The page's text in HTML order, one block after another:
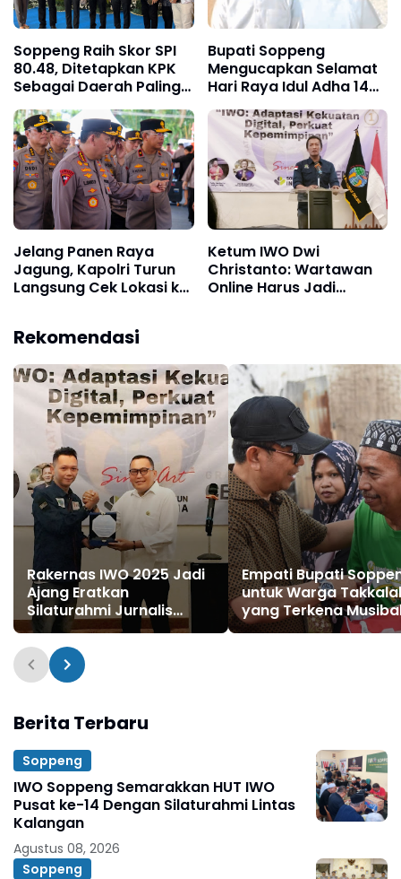
Soppeng Raih Skor SPI
80.48, Ditetapkan KPK
Sebagai Daerah Paling
Berintegritas di Sulsel!
Bupati Soppeng
Mengucapkan Selamat
Hari Raya Idul Adha 1446
H
Jelang Panen Raya
Jagung, Kapolri Turun
Langsung Cek Lokasi ke
Ketum IWO Dwi
Christanto: Wartawan
Online Harus Jadi
Rekomendasi
Rakernas IWO 2025 Jadi
Ajang Eratkan
Silaturahmi Jurnalis
Lintas Daerah, Brodin-
Andi Mull Buktikan
Persahabatan 8 Tahun
Empati Bupati
untuk Warga
yang Terkena
Kebakaran
Berita Terbaru
Soppeng
IWO Soppeng Semarakkan HUT IWO
Pusat ke-14 Dengan Silaturahmi Lintas
Kalangan
Agustus 08, 2026
Soppeng